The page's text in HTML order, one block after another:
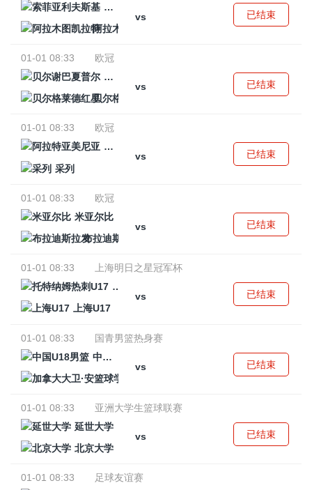
索菲亚利夫斯基
vs
阿拉木图凯拉特
已结束
01-01 08:33
欧冠
贝尔谢巴夏普尔
vs
贝尔格莱德红星
已结束
01-01 08:33
欧冠
阿拉特亚美尼亚
vs
采列
已结束
01-01 08:33
欧冠
米亚尔比
vs
布拉迪斯拉发
已结束
01-01 08:33
上海明日之星冠军杯
托特纳姆热刺U17
vs
上海U17
已结束
01-01 08:33
国青男篮热身赛
中国U18男篮
vs
已结束
01-01 08:33
亚洲大学生篮球联赛
延世大学
vs
北京大学
已结束
01-01 08:33
足球友谊赛